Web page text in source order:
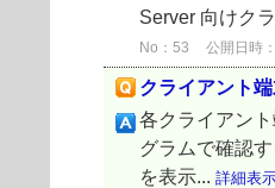
Server 向けク
No：53 公開日時
クライアント
各クライアン
グラムで確認
を表示... 詳細表